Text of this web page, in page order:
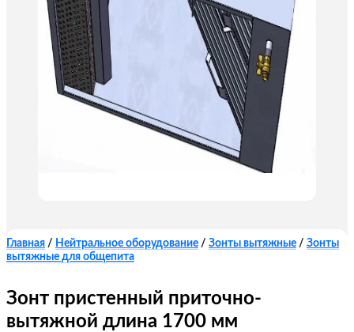
Главная / Нейтральное оборудование / Зонты вытяжные / Зонты
вытяжные для общепита
Зонт пристенный приточно-
вытяжной длина 1700 мм